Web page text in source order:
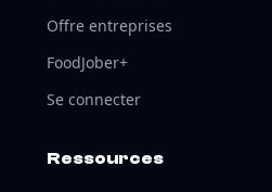
Offre entreprises
FoodJober+
Se connecter
Ressources